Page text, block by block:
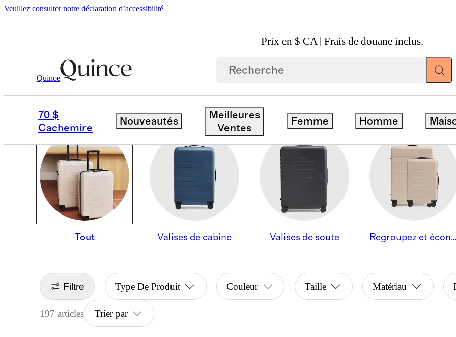
Veuillez consulter notre déclaration d’accessibilité
Prix en $ CA | Frais de douane inclus.
Quince
70 $
Cachemire
Nouveautés
Meilleures
Ventes
Femme Homme
Maison / Voyage
VOYAGE
Tout Valises de cabine Valises de soute Regroupez et économisez
Filtre Type De Produit Couleur Taille Matériau
197 articles Trier par